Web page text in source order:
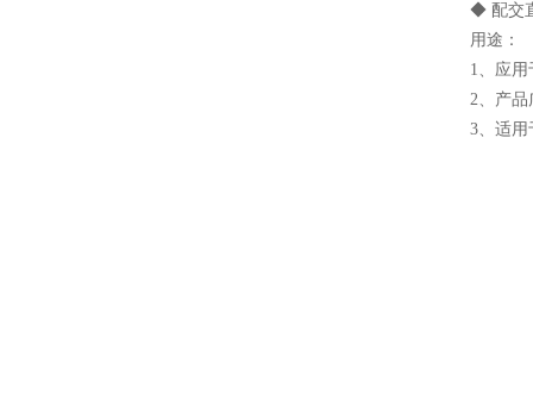
◆ 配交
用途：
1、应
2、产品
3、适用